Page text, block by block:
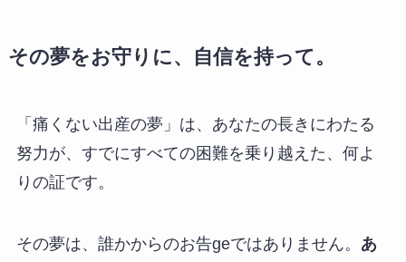
その夢をお守りに、自信を持って。
「痛くない出産の夢」は、あなたの長きにわたる
努力が、すでにすべての困難を乗り越えた、何よ
りの証です。
その夢は、誰かからのお告geではありません。 あ